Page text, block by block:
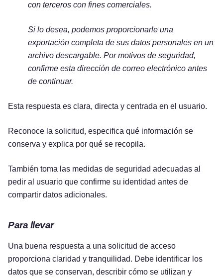
con terceros con fines comerciales.
Si lo desea, podemos proporcionarle una
exportación completa de sus datos personales en un
archivo descargable. Por motivos de seguridad,
confirme esta dirección de correo electrónico antes
de continuar.
Esta respuesta es clara, directa y centrada en el usuario.
Reconoce la solicitud, especifica qué información se
conserva y explica por qué se recopila.
También toma las medidas de seguridad adecuadas al
pedir al usuario que confirme su identidad antes de
compartir datos adicionales.
Para llevar
Una buena respuesta a una solicitud de acceso
proporciona claridad y tranquilidad. Debe identificar los
datos que se conservan, describir cómo se utilizan y